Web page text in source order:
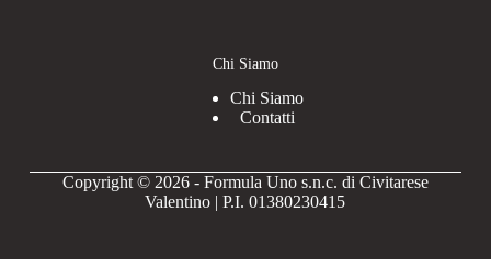
Chi Siamo
Chi Siamo
Contatti
Copyright © 2026 - Formula Uno s.n.c. di Civitarese
Valentino | P.I. 01380230415